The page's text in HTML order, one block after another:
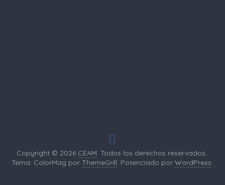
Copyright © 2026 CEAM. Todos los derechos reservados..
Tema: ColorMag porThemeGrill. Potenciado porWordPress.